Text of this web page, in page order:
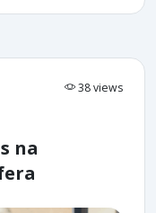
38 views
na